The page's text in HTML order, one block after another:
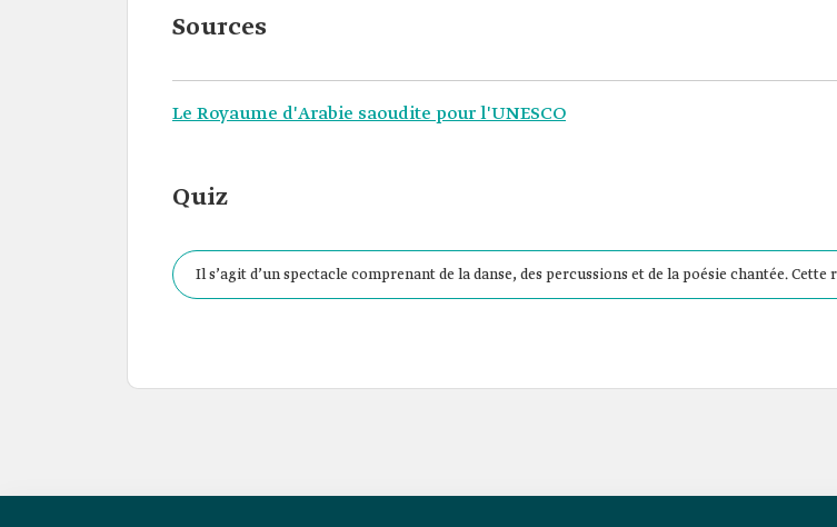
Sources
Le Royaume d'Arabie saoudite pour l'UNESCO
Quiz
Il s’agit d’un spectacle comprenant de la danse, des percussions et de la poésie chantée.